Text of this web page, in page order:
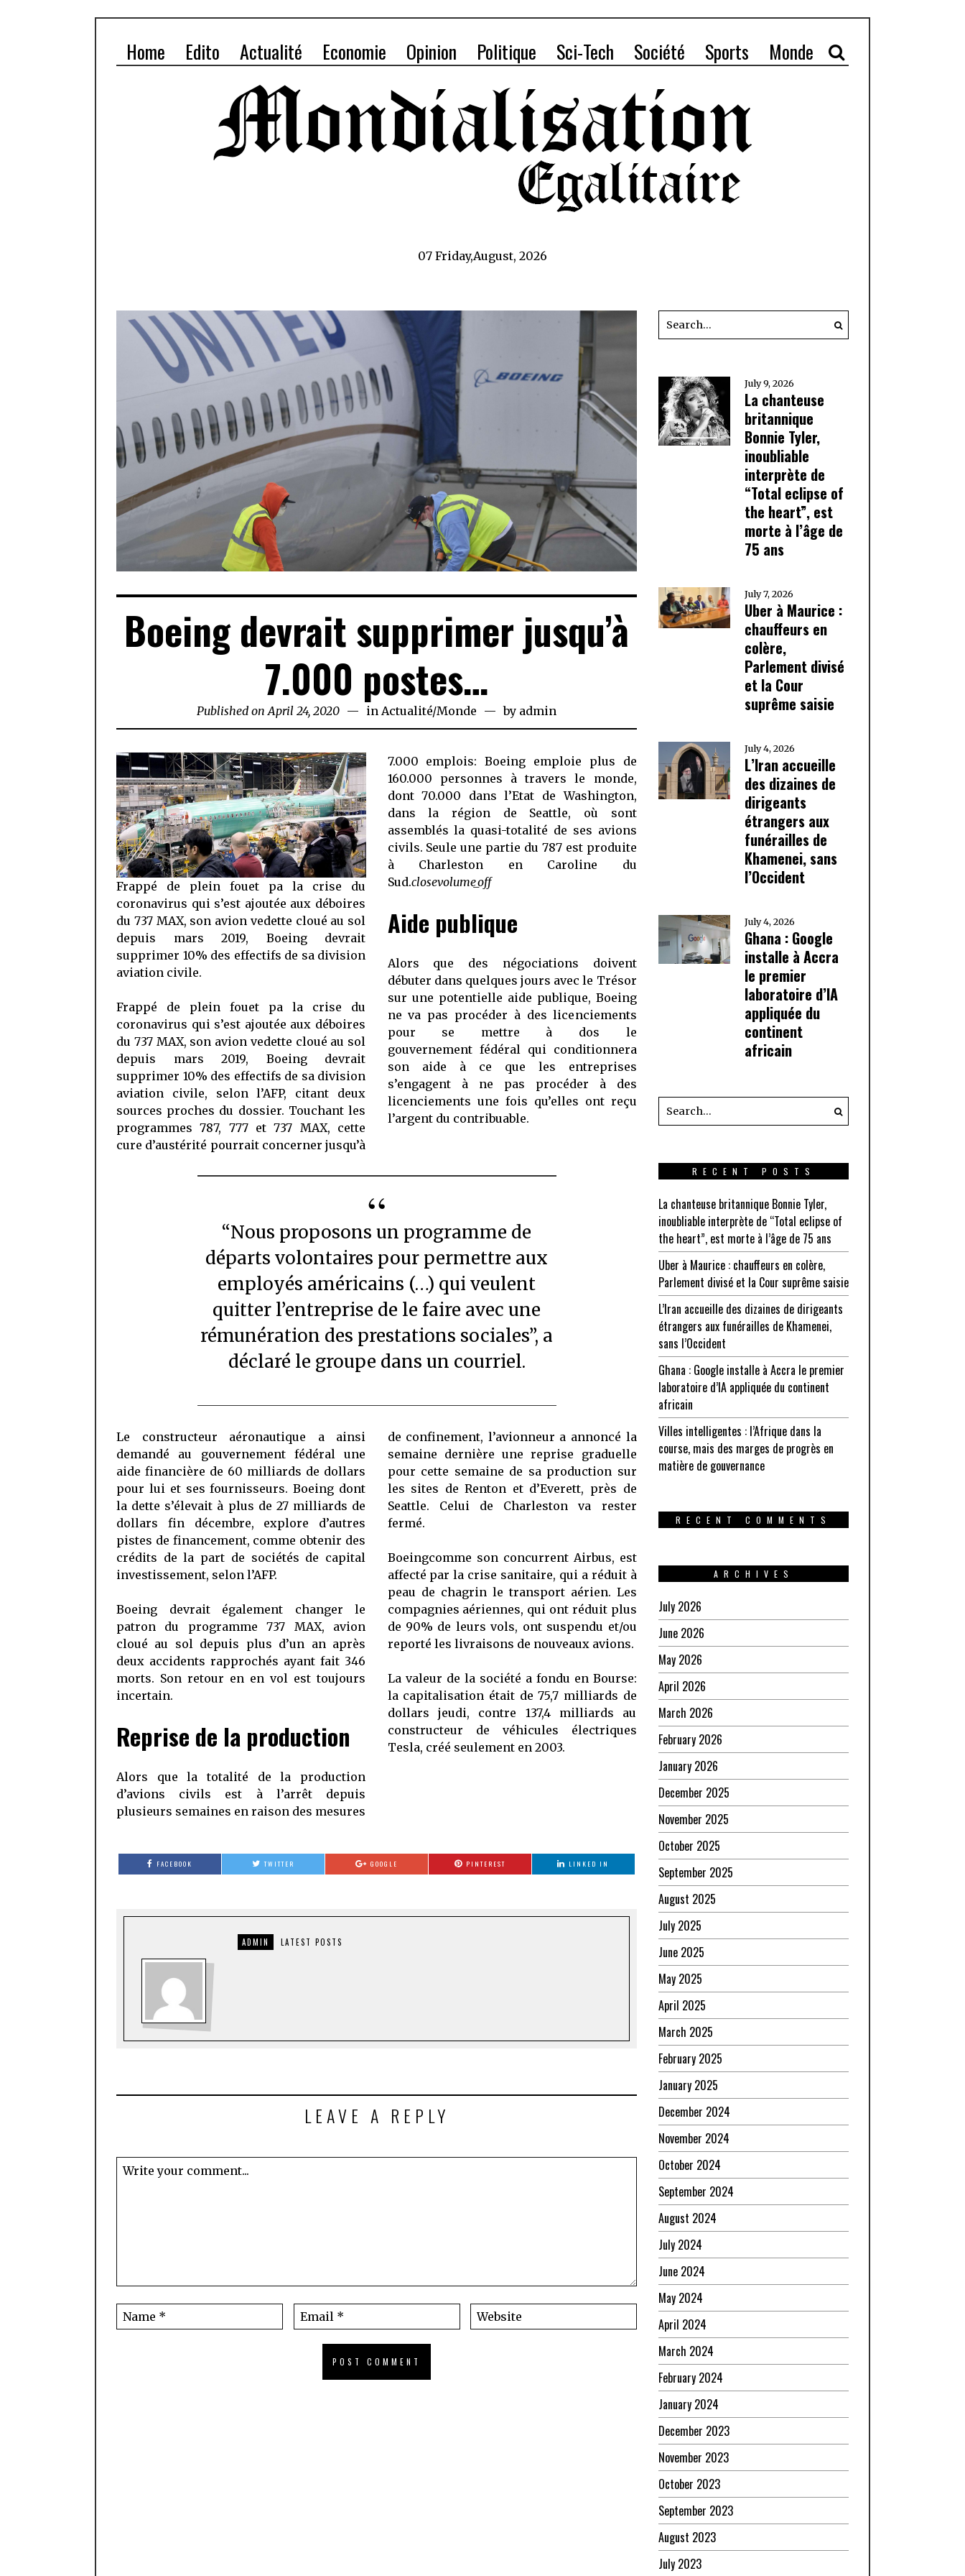
Home Edito Actualité Economie Opinion Politique Sci-Tech Société Sports Monde
07 Friday,August, 2026
Boeing devrait supprimer jusqu’à
7.000 postes…
Published on April 24, 2020 April
24,
in Actualité/Monde by admin
Frappé de plein fouet pa la crise du
coronavirus qui s’est ajoutée aux déboires
du 737 MAX, son avion vedette cloué au sol
depuis mars 2019, Boeing devrait
supprimer 10% des effectifs de sa division
aviation civile.
Frappé de plein fouet pa la crise du
coronavirus qui s’est ajoutée aux déboires
du 737 MAX, son avion vedette cloué au sol
depuis mars 2019, Boeing devrait
supprimer 10% des effectifs de sa division
aviation civile, selon l’AFP, citant deux
sources proches du dossier. Touchant les
programmes 787, 777 et 737 MAX, cette
cure d’austérité pourrait concerner jusqu’à
7.000 emplois: Boeing emploie plus de
160.000 personnes à travers le monde,
dont 70.000 dans l’Etat de Washington,
dans la région de Seattle, où sont
assemblés la quasi-totalité de ses avions
civils. Seule une partie du 787 est produite
à Charleston en Caroline du
Sud.closevolume_off
Aide publique
Alors que des négociations doivent
débuter dans quelques jours avec le Trésor
sur une potentielle aide publique, Boeing
ne va pas procéder à des licenciements
pour se mettre à dos le
gouvernement fédéral qui conditionnera
son aide à ce que les entreprises
s’engagent à ne pas procéder à des
licenciements une fois qu’elles ont reçu
l’argent du contribuable.
“Nous proposons un programme de
départs volontaires pour permettre aux
employés américains (…) qui veulent
quitter l’entreprise de le faire avec une
rémunération des prestations sociales”, a
déclaré le groupe dans un courriel.
Le constructeur aéronautique a ainsi
demandé au gouvernement fédéral une
aide financière de 60 milliards de dollars
pour lui et ses fournisseurs. Boeing dont
la dette s’élevait à plus de 27 milliards de
dollars fin décembre, explore d’autres
pistes de financement, comme obtenir des
crédits de la part de sociétés de capital
investissement, selon l’AFP.
Boeing devrait également changer le
patron du programme 737 MAX, avion
cloué au sol depuis plus d’un an après
deux accidents rapprochés ayant fait 346
morts. Son retour en en vol est toujours
incertain.
Reprise de la production
Alors que la totalité de la production
d’avions civils est à l’arrêt depuis
plusieurs semaines en raison des mesures
de confinement, l’avionneur a annoncé la
semaine dernière une reprise graduelle
pour cette semaine de sa production sur
les sites de Renton et d’Everett, près de
Seattle. Celui de Charleston va rester
fermé.
Boeingcomme son concurrent Airbus, est
affecté par la crise sanitaire, qui a réduit à
peau de chagrin le transport aérien. Les
compagnies aériennes, qui ont réduit plus
de 90% de leurs vols, ont suspendu et/ou
reporté les livraisons de nouveaux avions.
La valeur de la société a fondu en Bourse:
la capitalisation était de 75,7 milliards de
dollars jeudi, contre 137,4 milliards au
constructeur de véhicules électriques
Tesla, créé seulement en 2003.
FACEBOOK TWITTER GOOGLE PINTEREST LINKED IN
ADMIN LATEST POSTS
LEAVE A REPLY
July 9, 2026
La chanteuse
britannique
Bonnie Tyler,
inoubliable
interprète de
“Total eclipse of
the heart”, est
morte à l’âge de
75 ans
July 7, 2026
Uber à Maurice :
chauffeurs en
colère,
Parlement divisé
et la Cour
suprême saisie
July 4, 2026
L’Iran accueille
des dizaines de
dirigeants
étrangers aux
funérailles de
Khamenei, sans
l’Occident
July 4, 2026
Ghana : Google
installe à Accra
le premier
laboratoire d’IA
appliquée du
continent
africain
RECENT POSTS
La chanteuse britannique Bonnie Tyler,
inoubliable interprète de “Total eclipse of
the heart”, est morte à l’âge de 75 ans
Uber à Maurice : chauffeurs en colère,
Parlement divisé et la Cour suprême saisie
L’Iran accueille des dizaines de dirigeants
étrangers aux funérailles de Khamenei,
sans l’Occident
Ghana : Google installe à Accra le premier
laboratoire d’IA appliquée du continent
africain
Villes intelligentes : l’Afrique dans la
course, mais des marges de progrès en
matière de gouvernance
RECENT COMMENTS
ARCHIVES
July 2026
June 2026
May 2026
April 2026
March 2026
February 2026
January 2026
December 2025
November 2025
October 2025
September 2025
August 2025
July 2025
June 2025
May 2025
April 2025
March 2025
February 2025
January 2025
December 2024
November 2024
October 2024
September 2024
August 2024
July 2024
June 2024
May 2024
April 2024
March 2024
February 2024
January 2024
December 2023
November 2023
October 2023
September 2023
August 2023
July 2023